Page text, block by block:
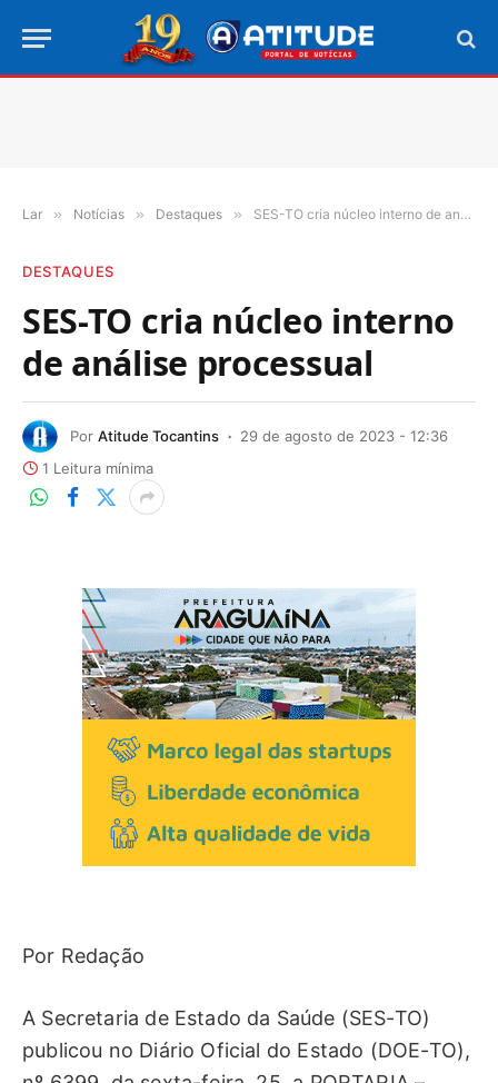
Lar » Notícias » Destaques » SES-TO cria núcleo interno de análise processual
DESTAQUES
SES-TO cria núcleo interno
de análise processual
Por Atitude Tocantins
29 de agosto de 2023 - 12:36
1 Leitura mínima
Por Redação
A Secretaria de Estado da Saúde (SES-TO)
publicou no Diário Oficial do Estado (DOE-TO),